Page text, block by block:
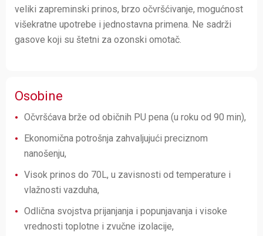
veliki zapreminski prinos, brzo očvršćivanje, mogućnost
višekratne upotrebe i jednostavna primena. Ne sadrži
gasove koji su štetni za ozonski omotač.
Osobine
Očvršćava brže od običnih PU pena (u roku od 90 min),
Ekonomična potrošnja zahvaljujući preciznom
nanošenju,
Visok prinos do 70L, u zavisnosti od temperature i
vlažnosti vazduha,
Odlična svojstva prijanjanja i popunjavanja i visoke
vrednosti toplotne i zvučne izolacije,